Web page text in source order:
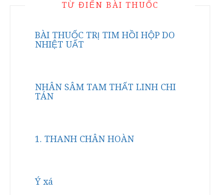
TỪ ĐIỂN BÀI THUỐC
BÀI THUỐC TRỊ TIM HỒI HỘP DO
NHIỆT UẤT
NHÂN SÂM TAM THẤT LINH CHI
TÁN
1. THANH CHÂN HOÀN
Ý xá